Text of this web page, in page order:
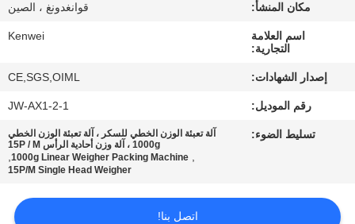
ضبط
الجودة
اتصل
اقتباس
مكان المنشأ: قوانغدونغ ، الصين
اسم العلامة
التجارية:
Kenwei
إصدار الشهادات: CE,SGS,OIML
رقم الموديل: JW-AX1-2-1
تسليط الضوء:
آلة تعبئة الوزن الخطي للسكر ، آلة تعبئة الوزن الخطي
1000g ، آلة وزن أحادية الرأس 15P / M
,
1000g Linear Weigher Packing Machine
,
15P/M Single Head Weigher
اتصل بنا!